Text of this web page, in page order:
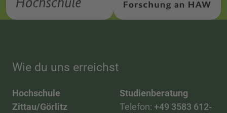
Wie du uns erreichst
Hochschule
Zittau/Görlitz
Studienberatung
Telefon: +49 3583 612-